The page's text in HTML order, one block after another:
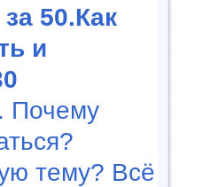
50.Как
и
. Почему
тему? Всё